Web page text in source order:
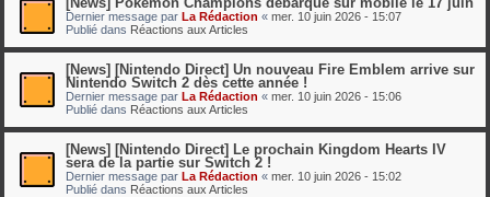
Dernier message par La Rédaction « mer. 10 juin 2026 - 15:07
Publié dans Réactions aux Articles
[News] [Nintendo Direct] Un nouveau Fire Emblem arrive sur
Nintendo Switch 2 dès cette année !
Dernier message par La Rédaction « mer. 10 juin 2026 - 15:06
Publié dans Réactions aux Articles
[News] [Nintendo Direct] Le prochain Kingdom Hearts IV
sera de la partie sur Switch 2 !
Dernier message par La Rédaction « mer. 10 juin 2026 - 15:02
Publié dans Réactions aux Articles